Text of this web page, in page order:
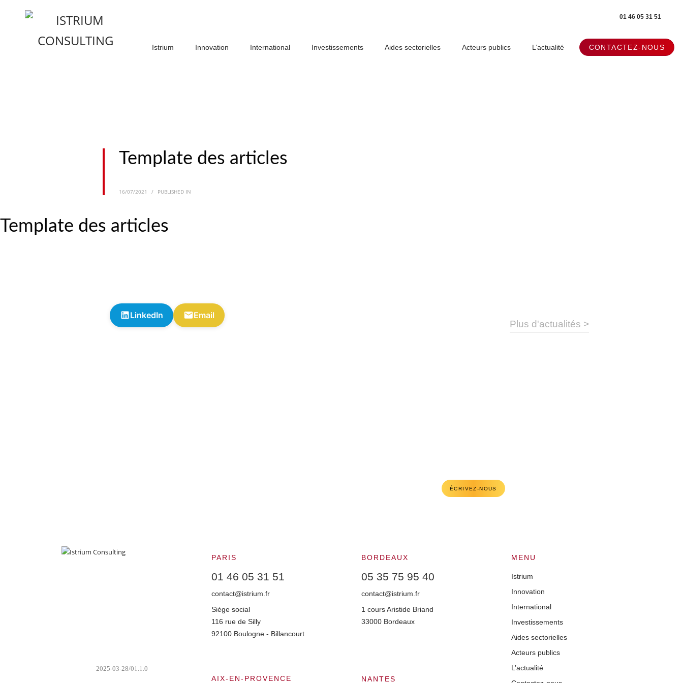
01 46 05 31 51
Istrium Innovation International Investissements Aides sectorielles Acteurs publics L’actualité CONTACTEZ-NOUS
Template des articles
16/07/2021 / PUBLISHED IN
Template des articles
LinkedIn Email
Plus d'actualités >
ÉCRIVEZ-NOUS
2025-03-28/01.1.0
PARIS
01 46 05 31 51
contact@istrium.fr
Siège social
116 rue de Silly
92100 Boulogne - Billancourt
AIX-EN-PROVENCE
BORDEAUX
05 35 75 95 40
contact@istrium.fr
1 cours Aristide Briand
33000 Bordeaux
NANTES
MENU
Istrium
Innovation
International
Investissements
Aides sectorielles
Acteurs publics
L’actualité